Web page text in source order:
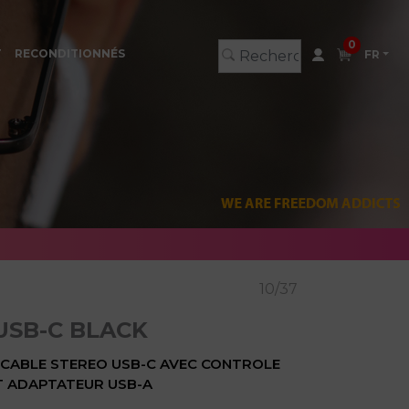
RECONDITIONNÉS
0
FR
10/37
C BLACK
STEREO USB-C AVEC CONTROLE
ADAPTATEUR USB-A